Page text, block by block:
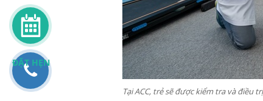
Tại ACC, trẻ sẽ được kiểm tra và điều
ĐẶT HẸN